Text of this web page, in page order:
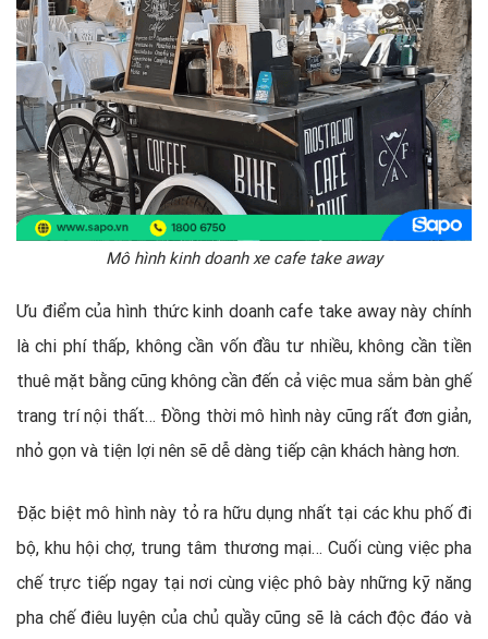
Mô hình kinh doanh xe cafe take away
Ưu điểm của hình thức kinh doanh cafe take away này chính
là chi phí thấp, không cần vốn đầu tư nhiều, không cần tiền
thuê mặt bằng cũng không cần đến cả việc mua sắm bàn ghế
trang trí nội thất… Đồng thời mô hình này cũng rất đơn giản,
nhỏ gọn và tiện lợi nên sẽ dễ dàng tiếp cận khách hàng hơn.
Đặc biệt mô hình này tỏ ra hữu dụng nhất tại các khu phố đi
bộ, khu hội chợ, trung tâm thương mại… Cuối cùng việc pha
chế trực tiếp ngay tại nơi cùng việc phô bày những kỹ năng
pha chế điêu luyện của chủ quầy cũng sẽ là cách độc đáo và